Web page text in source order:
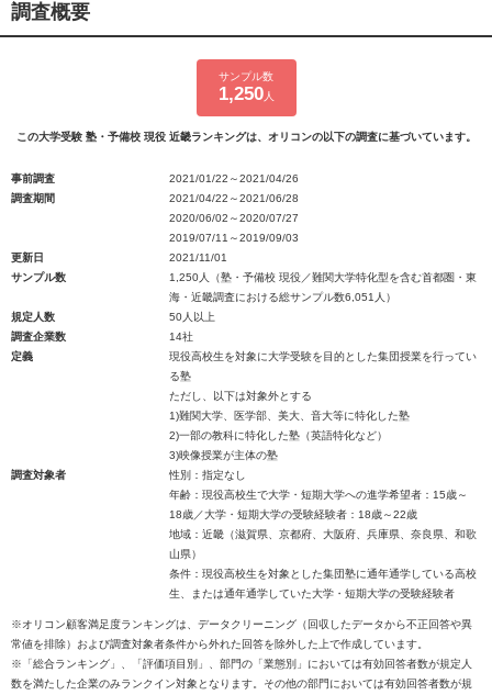
調査概要
サンプル数
1,250人
この大学受験 塾・予備校 現役 近畿ランキングは、オリコンの以下の調査に基づいています。
事前調査
2021/01/22～2021/04/26
調査期間
2021/04/22～2021/06/28
2020/06/02～2020/07/27
2019/07/11～2019/09/03
更新日
2021/11/01
サンプル数
1,250人（塾・予備校 現役／難関大学特化型を含む首都圏・東
海・近畿調査における総サンプル数6,051人）
規定人数
50人以上
調査企業数
14社
定義
現役高校生を対象に大学受験を目的とした集団授業を行ってい
る塾
ただし、以下は対象外とする
1)難関大学、医学部、美大、音大等に特化した塾
2)一部の教科に特化した塾（英語特化など）
3)映像授業が主体の塾
調査対象者
性別：指定なし
年齢：現役高校生で大学・短期大学への進学希望者：15歳～
18歳／大学・短期大学の受験経験者：18歳～22歳
地域：近畿（滋賀県、京都府、大阪府、兵庫県、奈良県、和歌
山県）
条件：現役高校生を対象とした集団塾に通年通学している高校
生、または通年通学していた大学・短期大学の受験経験者
※オリコン顧客満足度ランキングは、データクリーニング（回収したデータから不正回答や異
常値を排除）および調査対象者条件から外れた回答を除外した上で作成しています。
※「総合ランキング」、「評価項目別」、部門の「業態別」においては有効回答者数が規定人
数を満たした企業のみランクイン対象となります。その他の部門においては有効回答者数が規